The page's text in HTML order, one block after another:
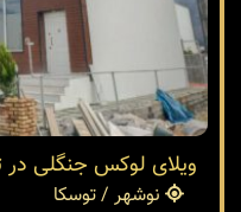
ویلای لوکس جنگلی در
نوشهر / توسکا